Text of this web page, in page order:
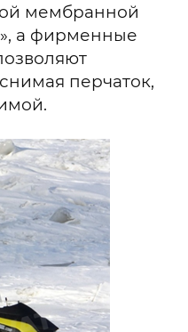
мембранной
а фирменные
перчаток,